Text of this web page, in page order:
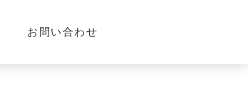
お問い合わせ